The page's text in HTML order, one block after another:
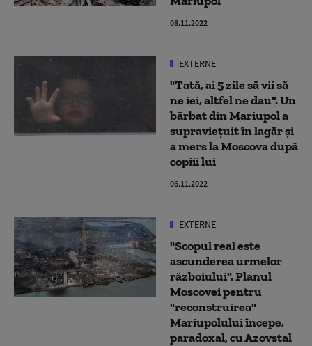
08.11.2022
EXTERNE
"Tată, ai 5 zile să vii să
ne iei, altfel ne dau". Un
bărbat din Mariupol a
supraviețuit în lagăr și
a mers la Moscova după
copiii lui
06.11.2022
EXTERNE
"Scopul real este
ascunderea urmelor
războiului". Planul
Moscovei pentru
"reconstruirea"
Mariupolului începe,
paradoxal, cu Azovstal